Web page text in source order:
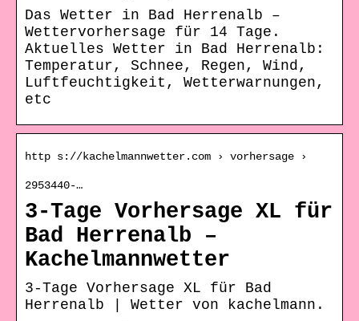
Das Wetter in Bad Herrenalb –
Wettervorhersage für 14 Tage.
Aktuelles Wetter in Bad Herrenalb:
Temperatur, Schnee, Regen, Wind,
Luftfeuchtigkeit, Wetterwarnungen,
etc
http s://kachelmannwetter.com › vorhersage ›
2953440-…
3-Tage Vorhersage XL für
Bad Herrenalb –
Kachelmannwetter
3-Tage Vorhersage XL für Bad
Herrenalb | Wetter von kachelmann.